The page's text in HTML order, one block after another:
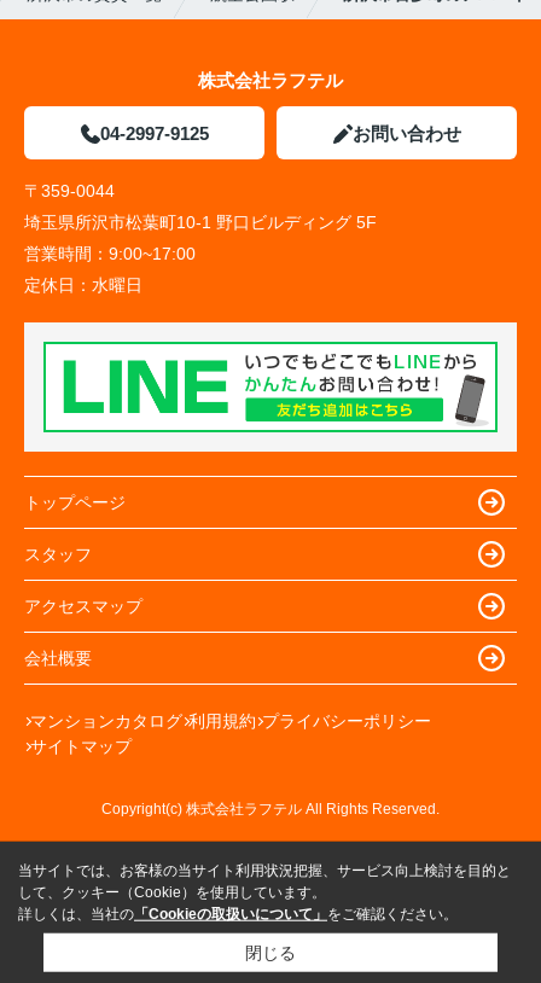
株式会社ラフテル
04-2997-9125 お問い合わせ
〒359-0044
埼玉県所沢市松葉町10-1 野口ビルディング 5F
営業時間： 9:00~17:00
定休日： 水曜日
トップページ
スタッフ
アクセスマップ
会社概要
マンションカタログ 利用規約 プライバシーポリシー
サイトマップ
Copyright(c) 株式会社ラフテル All Rights Reserved.
当サイトでは、お客様の当サイト利用状況把握、サービス向上検討を目的と
して、クッキー（Cookie）を使用しています。
詳しくは、当社の 「Cookieの取扱いについて」 をご確認ください。
閉じる